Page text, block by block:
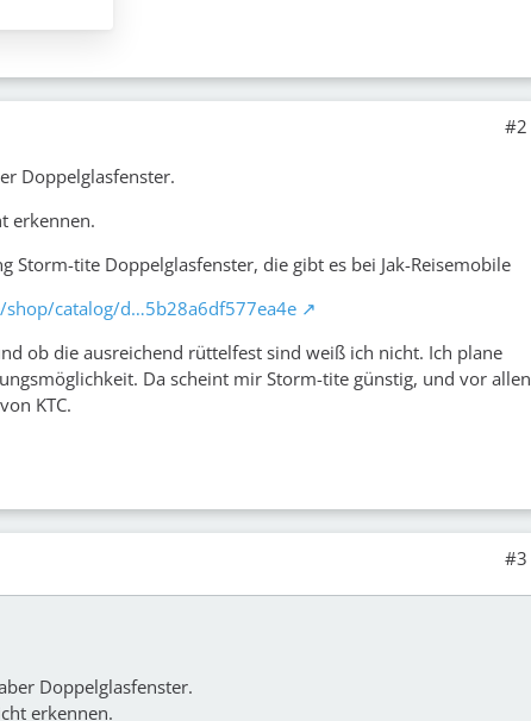
#2
Doppelglasfenster.
erkennen.
Storm-tite Doppelglasfenster, die gibt es bei Jak-Reisemobile
catalog/d…5b28a6df577ea4e
ob die ausreichend rüttelfest sind weiß ich nicht. Ich plane
Da scheint mir Storm-tite günstig, und vor allen
KTC.
#3
Doppelglasfenster.
erkennen.